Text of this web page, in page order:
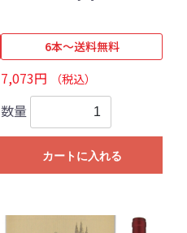
6本～送料無料
7,073円 （税込）
数量
カートに入れる